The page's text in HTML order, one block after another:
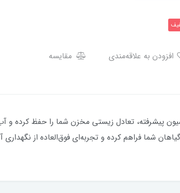
مقایسه
پیشرفته، تعادل زیستی مخزن شما را حفظ کرده و
فراهم کرده و تجربه‌ای فوق‌العاده از نگهداری